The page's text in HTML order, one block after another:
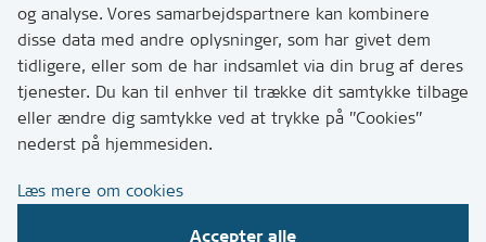
Links
Tilgængelighedserklæring
Cookies
CVR, EAN og betaling
og analyse. Vores samarbejdspartnere kan kombinere
disse data med andre oplysninger, som har givet dem
tidligere, eller som de har indsamlet via din brug af deres
tjenester. Du kan til enhver til trække dit samtykke tilbage
eller ændre dig samtykke ved at trykke på ”Cookies”
nederst på hjemmesiden.
Læs mere om cookies
Accepter alle